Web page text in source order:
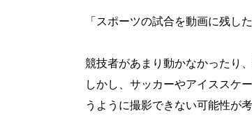
「スポーツの試合を動画に残し
競技者があまり動かなかったり
しかし、サッカーやアイススケ
うように撮影できない可能性が考